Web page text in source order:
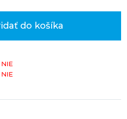
do košíka
NIE
NIE